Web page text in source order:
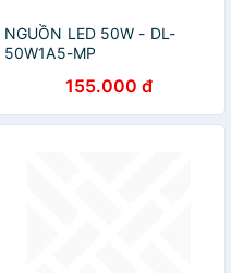
NGUỒN LED 50W - DL-
50W1A5-MP
155.000 đ